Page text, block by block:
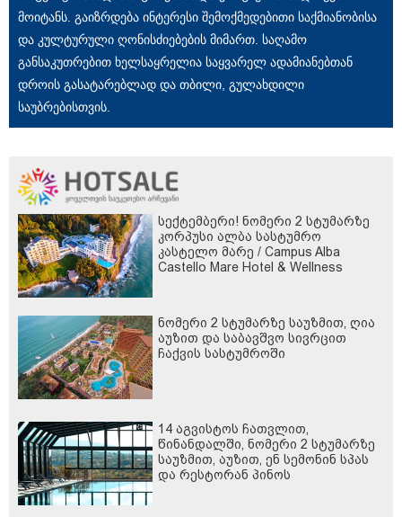
მოიტანს. გაიზრდება ინტერესი შემოქმედებითი საქმიანობისა
და კულტურული ღონისძიებების მიმართ. საღამო
განსაკუთრებით ხელსაყრელია საყვარელ ადამიანებთან
დროის გასატარებლად და თბილი, გულახდილი
საუბრებისთვის.
სექტემბერი! ნომერი 2 სტუმარზე
კორპუსი ალბა სასტუმრო
კასტელო მარე / Campus Alba
Castello Mare Hotel & Wellness
ნომერი 2 სტუმარზე საუზმით, ღია
აუზით და საბავშვო სივრცით
ჩაქვის სასტუმროში
14 აგვისტოს ჩათვლით,
წინანდალში, ნომერი 2 სტუმარზე
საუზმით, აუზით, ენ სემონინ სპას
და რესტორან პინოს